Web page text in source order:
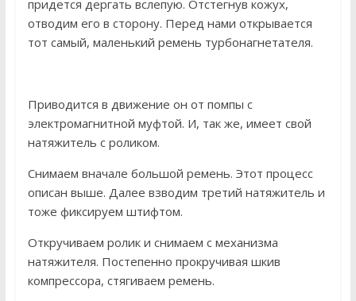
придется дергать вслепую. Отстегнув кожух,
отводим его в сторону. Перед нами открывается
тот самый, маленький ремень турбонагнетателя.
Приводится в движение он от помпы с
электромагнитной муфтой. И, так же, имеет свой
натяжитель с роликом.
Снимаем вначале большой ремень. Этот процесс
описан выше. Далее взводим третий натяжитель и
тоже фиксируем штифтом.
Откручиваем ролик и снимаем с механизма
натяжителя. Постепенно прокручивая шкив
компрессора, стягиваем ремень.